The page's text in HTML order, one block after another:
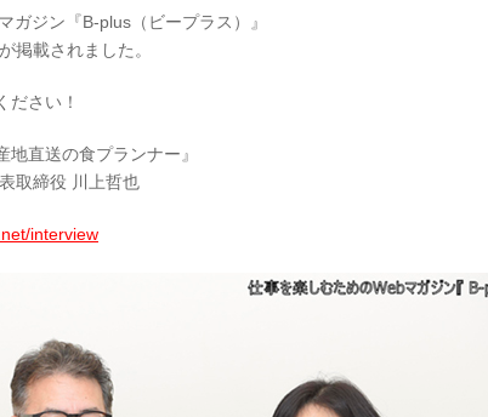
ガジン『B-plus（ビープラス）』
掲載されました。
ださい！
地直送の食プランナー』
取締役 川上哲也
interview